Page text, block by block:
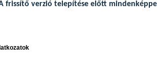
frissítő verzió telepítése előtt